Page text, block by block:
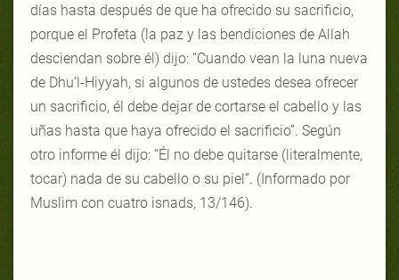
días hasta después de que ha ofrecido su sacrificio,
porque el Profeta (la paz y las bendiciones de Allah
desciendan sobre él) dijo: “Cuando vean la luna nueva
de Dhu’l-Hiyyah, si algunos de ustedes desea ofrecer
un sacrificio, él debe dejar de cortarse el cabello y las
uñas hasta que haya ofrecido el sacrificio”. Según
otro informe él dijo: “Él no debe quitarse (literalmente,
tocar) nada de su cabello o su piel”. (Informado por
Muslim con cuatro isnads, 13/146).